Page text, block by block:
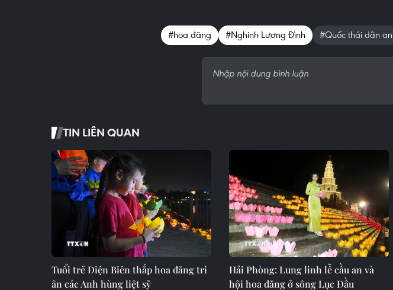
#hoa đăng #Nghinh Lương Đình #Quốc thái dân an
TIN LIÊN QUAN
Tuổi trẻ Điện Biên thắp hoa đăng tri
ân các Anh hùng liệt sỹ
Hải Phòng: Lung linh lễ cầu an và
hội hoa đăng ở sông Lục Đầu